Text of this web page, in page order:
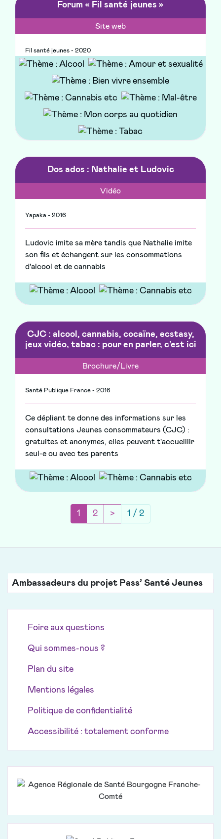
Forum « Fil santé jeunes »
Site web
Fil santé jeunes - 2020
Forum de discussion sur la sexualité, la
contraception, la santé, les addictions, le
handicap, etc.
Dos ados : Nathalie et Ludovic
Vidéo
Yapaka - 2016
Ludovic imite sa mère tandis que Nathalie imite
son fils et échangent sur les consommations
d'alcool et de cannabis
CJC : alcool, cannabis, cocaïne, ecstasy,
jeux vidéo, tabac : pour en parler, c’est ici
Brochure/Livre
Santé Publique France - 2016
Ce dépliant te donne des informations sur les
consultations Jeunes consommateurs (CJC) :
gratuites et anonymes, elles peuvent t'accueillir
seul-e ou avec tes parents
1 (current)
2 > Page suivante
1 / 2
Ambassadeurs du projet Pass’ Santé Jeunes
Foire aux questions
Qui sommes-nous ?
Plan du site
Mentions légales
Politique de confidentialité
Accessibilité : totalement conforme